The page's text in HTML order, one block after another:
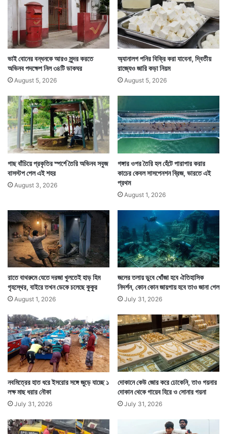
তাদের ওই কষ্ট তিনি দেখতে পারবেননা। সহ্য করতে পারবেননা।
তিনি নিজেকে এজন্য ক্ষমা করতে পারছেন না। তাই এই
সিদ্ধান্ত।
ওই ব্যক্তি তাঁর নাতনি ও মেয়েকে সংক্রমিত করার জন্য তাঁর স্ত্রী,
মেয়ে, জামাই ও নাতনির কাছে ক্ষমা চেয়ে নিয়েছেন।
সেইসঙ্গে শেষ ইচ্ছা হিসাবে লিখেছেন তাঁর জমিতেই যেন সৎকার করা
ভাই বোনের বন্ধনকে আরও সুন্দর করতে
অভিনব পদক্ষেপ নিল ৩৪টি ডাকঘর
August 5, 2026
অ্যানালগ পনির বিক্রি করা যাবেনা, দ্বিতীয়
রাজ্যেও জারি কড়া নিয়ম
August 5, 2026
গাছ বাঁচিয়ে প্রকৃতির স্পর্শে তৈরি অভিনব সবুজ
বাসস্টপ পেল এই শহর
August 3, 2026
গঙ্গার ওপর তৈরি হল হেঁটে পারাপার করার
কাচের কেবল সাসপেনশন ব্রিজ, ভারতে এই
প্রথম
August 1, 2026
রাতে বাথরুমে যেতে দরজা খুলতেই হাড় হিম
গৃহস্থের, বাইরে তখন ডেকে চলেছে কুকুর
August 1, 2026
জলের তলায় ডুবে খোঁজা হবে ঐতিহাসিক
নিদর্শন, কোন কোন জায়গায় হবে তাও জানা গেল
July 31, 2026
নবমিত্রের হাত ধরে ইসরোর সঙ্গে জুড়ে যাচ্ছে ১
লক্ষ মাছ ধরার নৌকা
July 31, 2026
দোকানে কেউ জোর করে ঢোকেনি, তাও গয়নার
দোকান থেকে গায়েব হিরে ও সোনার গয়না
July 31, 2026